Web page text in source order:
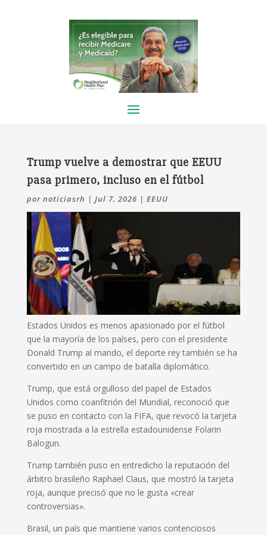
Trump vuelve a demostrar que EEUU
pasa primero, incluso en el fútbol
por noticiasrh | Jul 7, 2026 | EEUU
Estados Unidos es menos apasionado por el fútbol
que la mayoría de los países, pero con el presidente
Donald Trump al mando, el deporte rey también se ha
convertido en un campo de batalla diplomático.
Trump, que está orgulloso del papel de Estados
Unidos como coanfitrión del Mundial, reconoció que
se puso en contacto con la FIFA, que revocó la tarjeta
roja mostrada a la estrella estadounidense Folarin
Balogun.
Trump también puso en entredicho la reputación del
árbitro brasileño Raphael Claus, que mostró la tarjeta
roja, aunque precisó que no le gusta «crear
controversias».
Brasil, un país que mantiene varios contenciosos